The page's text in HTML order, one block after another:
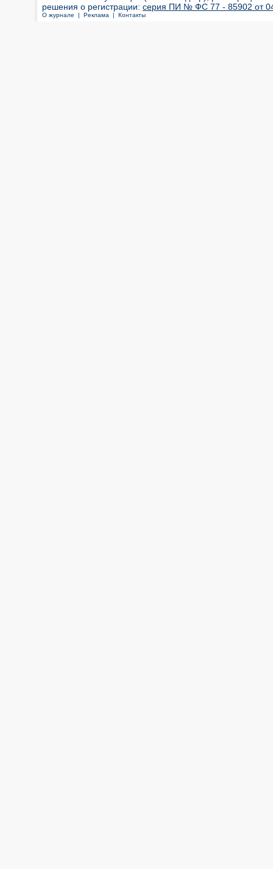
решения о регистрации: серия ПИ № ФС 77 - 85902 от 04
О журнале | Реклама | Контакты